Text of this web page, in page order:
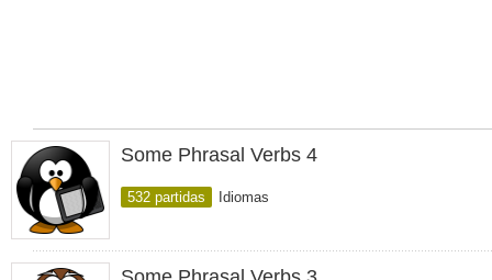
Some Phrasal Verbs 4
532 partidas Idiomas